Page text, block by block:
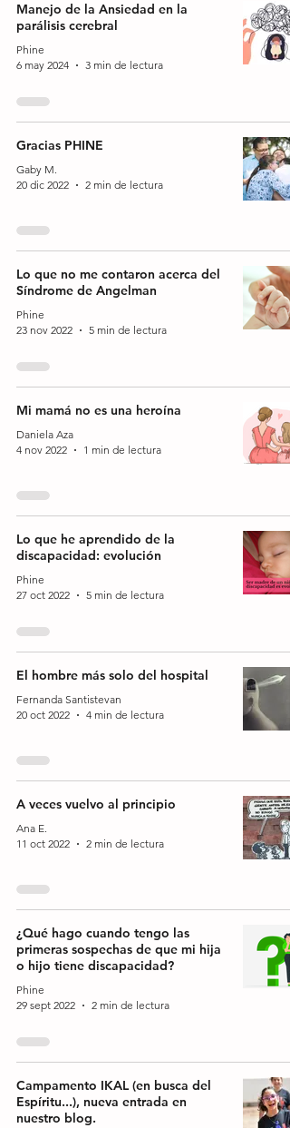
Manejo de la Ansiedad en la
parálisis cerebral
Phine
6 may 2024
3 min de lectura
Gracias PHINE
Gaby M.
20 dic 2022
2 min de lectura
Lo que no me contaron acerca del
Síndrome de Angelman
Phine
23 nov 2022
5 min de lectura
Mi mamá no es una heroína
Daniela Aza
4 nov 2022
1 min de lectura
Lo que he aprendido de la
discapacidad: evolución
Phine
27 oct 2022
5 min de lectura
El hombre más solo del hospital
Fernanda Santistevan
20 oct 2022
4 min de lectura
A veces vuelvo al principio
Ana E.
11 oct 2022
2 min de lectura
¿Qué hago cuando tengo las
primeras sospechas de que mi hija
o hijo tiene discapacidad?
Phine
29 sept 2022
2 min de lectura
Campamento IKAL (en busca del
Espíritu...), nueva entrada en
nuestro blog.